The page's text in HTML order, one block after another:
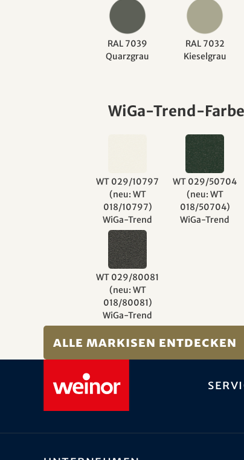
RAL 7039
Quarzgrau
RAL 7032
Kieselgrau
WiGa-Trend-
WT 029/10797
(neu: WT
018/10797)
WiGa-Trend
WT 029/50704
(neu: WT
018/50704)
WiGa-Trend
WT 029/80081
(neu: WT
018/80081)
WiGa-Trend
Alle Markisen entdecken